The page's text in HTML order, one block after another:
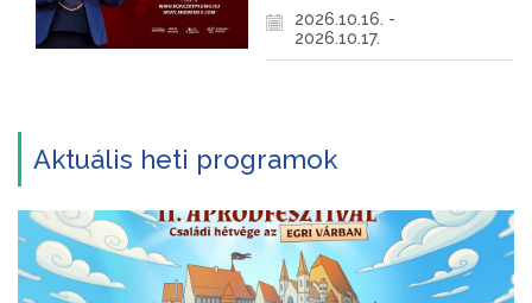
2026.10.16. -
2026.10.17.
Aktuális heti programok